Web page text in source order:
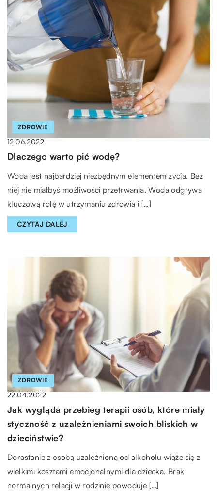
ZDROWIE
12.06.2022
Dlaczego warto pić wodę?
Woda jest najbardziej niezbędnym elementem życia. Bez
niej nie miałbyś możliwości przetrwania. Woda odgrywa
kluczową rolę w utrzymaniu zdrowia i […]
CZYTAJ DALEJ
ZDROWIE
22.04.2022
Jak wygląda przebieg terapii osób, które miały
styczność z uzależnieniami swoich bliskich w
dzieciństwie?
Dorastanie z osobą uzależnioną od alkoholu wiąże się z
wielkimi kosztami emocjonalnymi dla dziecka. Brak
normalnych relacji w rodzinie powoduje […]